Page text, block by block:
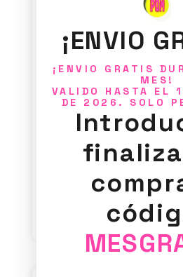
Anillo
WB 8
35,00€
Añadir al
¡ENVIO
¡ENVIO GRATIS
MES!
VALIDO HASTA EL
DE 2026. SOLO